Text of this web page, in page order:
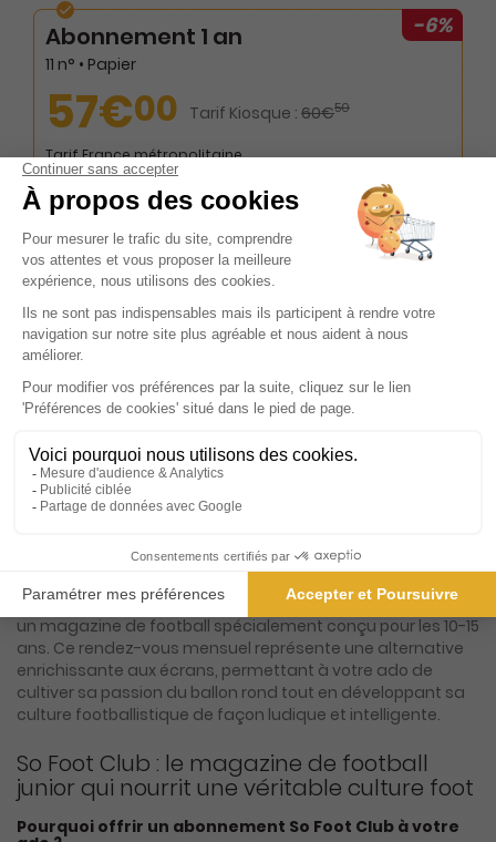
-6%
Abonnement 1 an
11 n° • Papier
57€00 Tarif Kiosque : 60€50
Tarif France métropolitaine
Abonnement Durée libre
Papier
5€10 Tarif Kiosque :5€
Prix par n°
Tarif France métropolitaine
Note :
les codes promotionnels ne sont pas
valables sur ce titre.
L'abonnement So Foot Club offre à votre jeune passionné
un magazine de football spécialement conçu pour les 10-15
ans. Ce rendez-vous mensuel représente une alternative
enrichissante aux écrans, permettant à votre ado de
cultiver sa passion du ballon rond tout en développant sa
culture footballistique de façon ludique et intelligente.
So Foot Club : le magazine de football
junior qui nourrit une véritable culture foot
Pourquoi offrir un abonnement So Foot Club à votre